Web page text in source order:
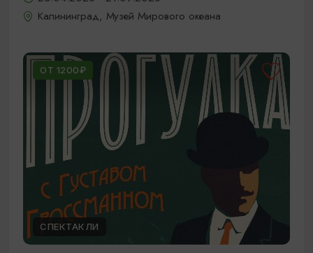
Калининград, Музей Мирового океана
ОТ 1200₽
СПЕКТАКЛИ